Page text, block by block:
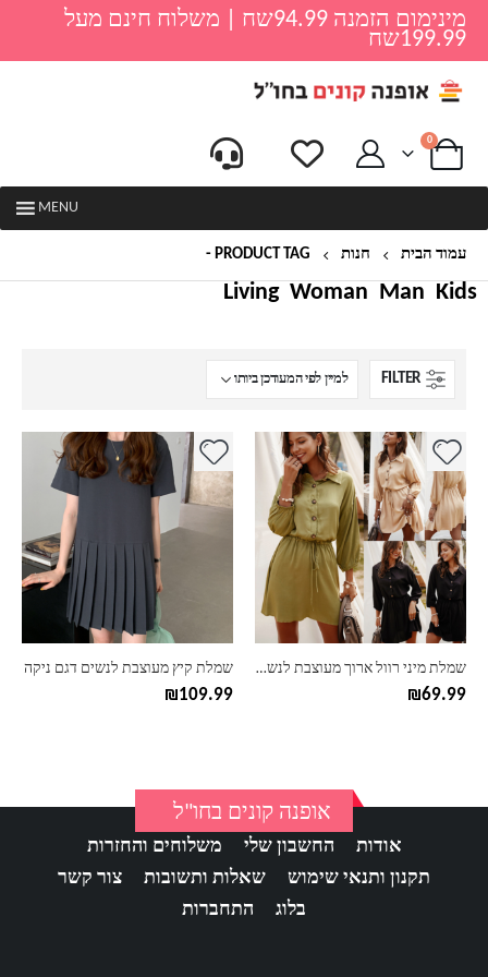
מינימום הזמנה 94.99שח | משלוח חינם מעל
199.99שח
0
MENU
עמוד הבית חנות PRODUCT TAG -
Kids
Man
Woman
Living
FILTER
שמלת מיני רוול ארוך מעוצבת לנשים דגם מרדית
₪69.99
למוצר
יש
מספר
סוגים.
ניתן
לבחור
האפשרויות
בעמוד
המוצר
שמלת קיץ מעוצבת לנשים דגם ניקה
₪109.99
למוצר
יש
מספר
האפשרויות
בעמוד
אופנה קונים בחו"ל
אודות החשבון שלי
משלוחים והחזרות
תקנון ותנאי שימוש
שאלות ותשובות
צור קשר
בלוג
התחברות